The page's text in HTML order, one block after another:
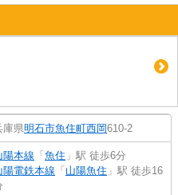
庫県明石市魚住町西岡610-2
陽本線 「 魚住 」駅 徒歩6分
陽電鉄本線 「 山陽魚住 」駅 徒歩16